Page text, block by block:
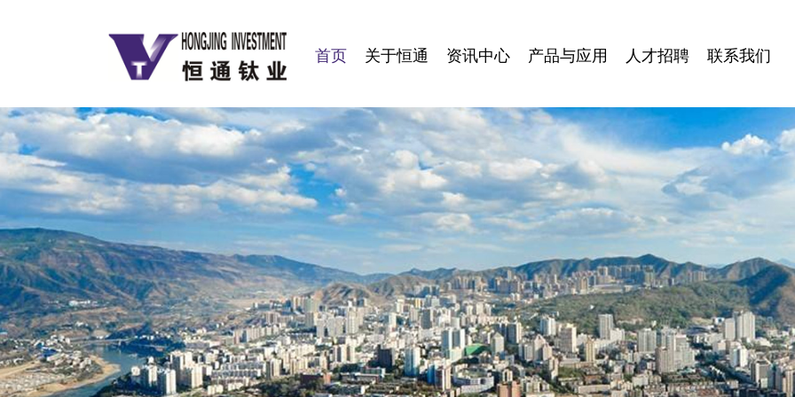
首页 关于恒通 资讯中心 产品与应用 人才招聘 联系我们